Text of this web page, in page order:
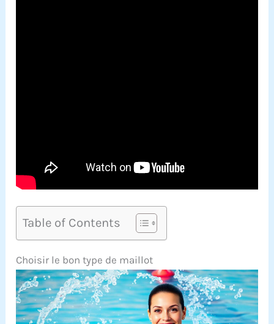
Table of Contents
Choisir le bon type de maillot